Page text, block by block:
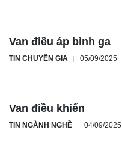
Van điều áp bình ga
TIN CHUYÊN GIA 05/09/2025
Van điều khiển
TIN NGÀNH NGHỀ 04/09/2025